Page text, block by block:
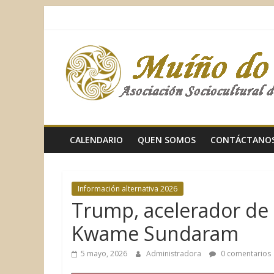
contenido
Muíño
do
Vento
CALENDARIO QUEN SOMOS
Información alternativa 2026
Trump, acelerador
Kwame Sundaram
5 mayo, 2026 Administradora 0 comentarios